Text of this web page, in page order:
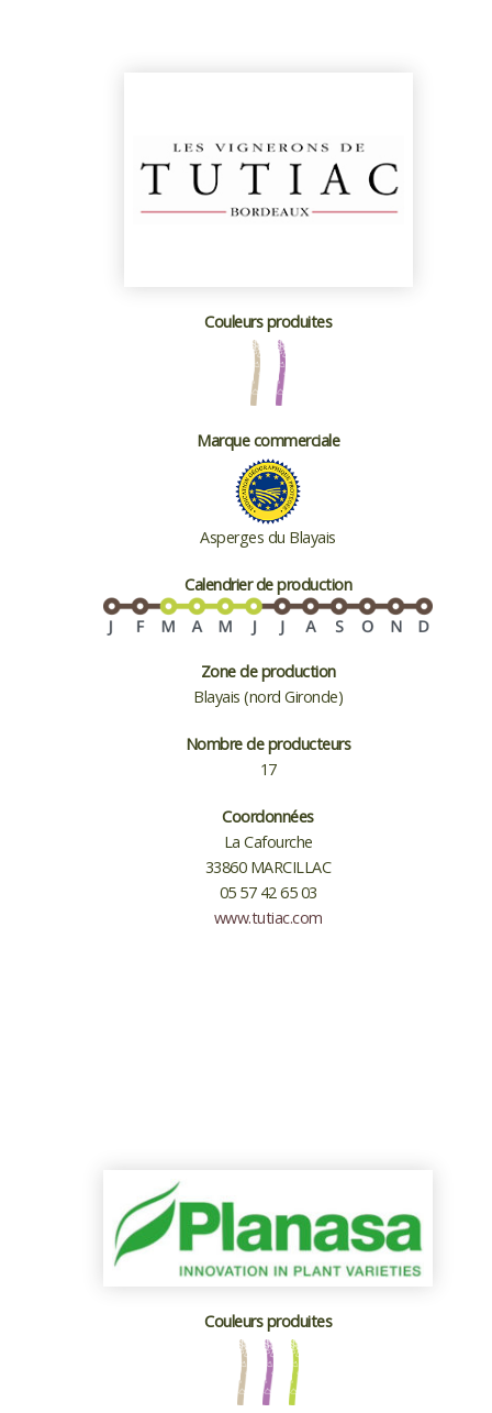
Couleurs produites
Marque commerciale
Asperges du Blayais
Calendrier de production
Zone de production
Blayais (nord Gironde)
Nombre de producteurs
17
Coordonnées
La Cafourche
33860 MARCILLAC
05 57 42 65 03
www.tutiac.com
Couleurs produites